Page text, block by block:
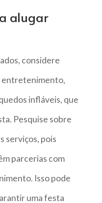
alugar
considere
entretenimento,
infláveis, que
Pesquise sobre
serviços, pois
parcerias com
Isso pode
uma festa